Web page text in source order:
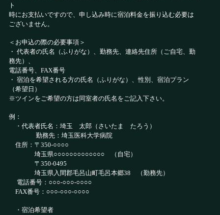
ト
時にお支払いですので、申し込み時に宿泊料金を振り込む必要は
ございません。
＜お申込の際の必要事項＞
・ 代表者の氏名（ふりがな）、勤務先、連絡先住所（ご自宅、勤
務先）、
電話番号、FAX番号
・ 宿泊を希望される方の氏名（ふりがな）、性別、宿泊プラン
（希望日）
※ツインをご希望の方は同室者の氏名をご記入下さい。
例：
・代表者氏名：埼玉 太郎（さいたま たろう）
勤務先：埼玉医科大学病院
住所：〒350-○○○○
埼玉県○○○○○○○○○○○○○ （自宅）
〒350-0495
埼玉県入間郡毛呂山町毛呂本郷38 （勤務先）
電話番号：○○○-○○○-○○○○
FAX番号：○○○-○○○-○○○○
・宿泊希望者